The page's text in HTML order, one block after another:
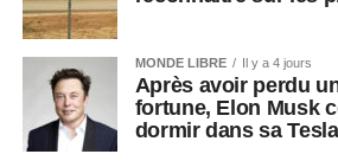
MONDE LIBRE Il y a 4 jours
Après avoir perdu
fortune, Elon Musk
dormir dans sa Tesla